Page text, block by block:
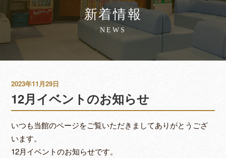
新着情報
NEWS
2023年11月29日
12月イベントのお知らせ
いつも当館のページをご覧いただきましてありがとうござ
います。
12月イベントのお知らせです。